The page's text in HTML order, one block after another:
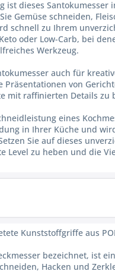
ist dieses Santokumesser
Gemüse schneiden,
schnell zu Ihrem
oder Low-Carb, bei
Werkzeug.
auch für
von
mit raffinierten Details zu
eines
in Ihrer Küche und
Sie auf dieses
Level zu heben und die
Kunststoffgriffe aus
bezeichnet, ist
Hacken und